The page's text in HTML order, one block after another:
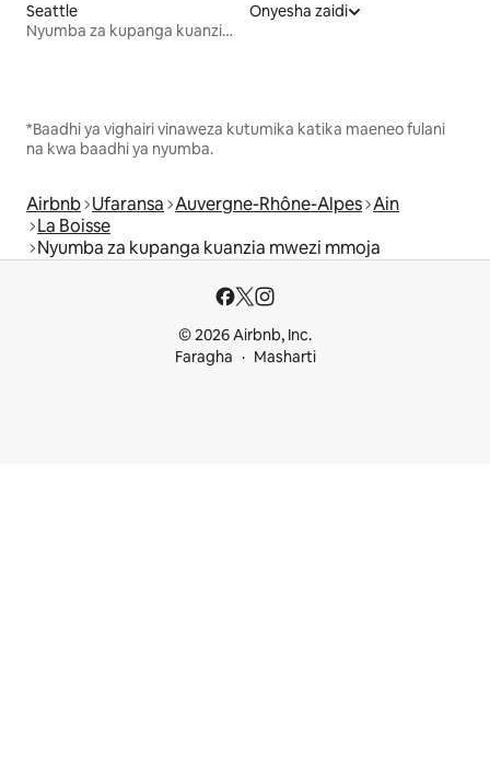
Seattle
Nyumba za kupanga kuanzia mwezi mmoja
Onyesha zaidi
*Baadhi ya vighairi vinaweza kutumika katika maeneo fulani
na kwa baadhi ya nyumba.
Airbnb Ufaransa Auvergne-Rhône-Alpes Ain
La Boisse
Nyumba za kupanga kuanzia mwezi mmoja
© 2026 Airbnb, Inc.
Faragha
Masharti